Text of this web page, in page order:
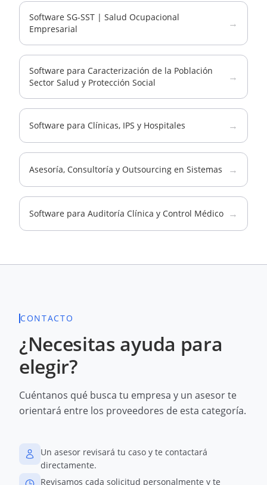
Software SG-SST | Salud Ocupacional
Empresarial
→
Software para Caracterización de la Población
Sector Salud y Protección Social
→
Software para Clínicas, IPS y Hospitales →
Asesoría, Consultoría y Outsourcing en Sistemas →
Software para Auditoría Clínica y Control Médico →
CONTACTO
¿Necesitas ayuda para
elegir?
Cuéntanos qué busca tu empresa y un asesor te
orientará entre los proveedores de esta categoría.
Un asesor revisará tu caso y te contactará
directamente.
Revisamos cada solicitud personalmente y te